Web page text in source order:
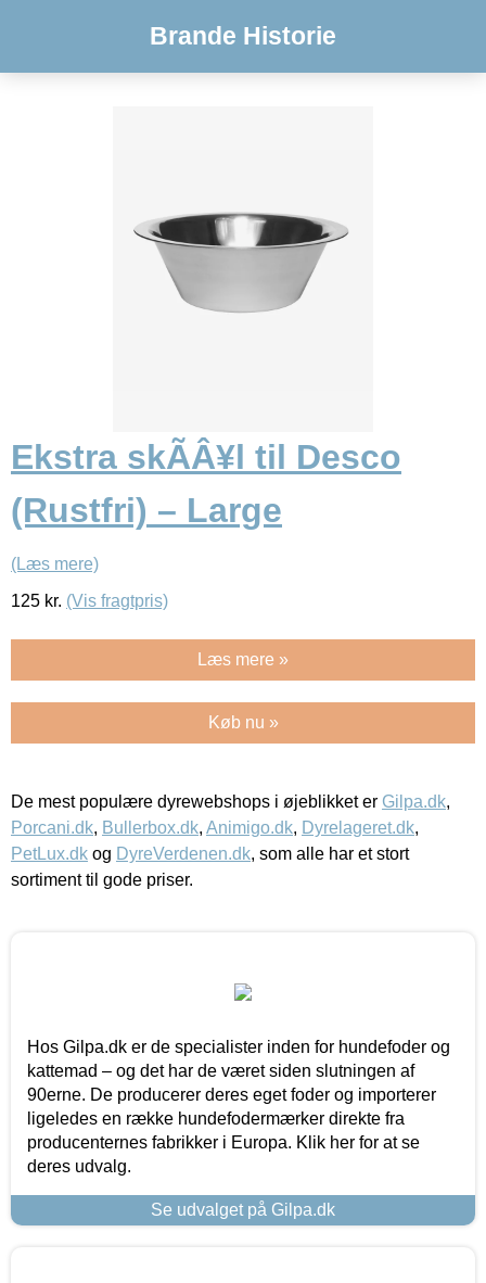
Brande Historie
Ekstra skÃÂ¥l til Desco
(Rustfri) – Large
(Læs mere)
125 kr. (Vis fragtpris)
Læs mere »
Køb nu »
De mest populære dyrewebshops i øjeblikket er Gilpa.dk,
Porcani.dk, Bullerbox.dk, Animigo.dk, Dyrelageret.dk,
PetLux.dk og DyreVerdenen.dk, som alle har et stort
sortiment til gode priser.
Hos Gilpa.dk er de specialister inden for hundefoder og
kattemad – og det har de været siden slutningen af
90erne. De producerer deres eget foder og importerer
ligeledes en række hundefodermærker direkte fra
producenternes fabrikker i Europa. Klik her for at se
deres udvalg.
Se udvalget på Gilpa.dk